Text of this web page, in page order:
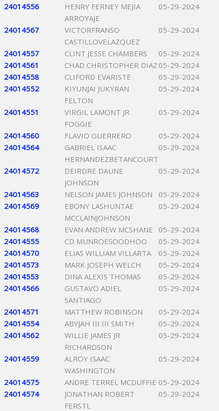
24014556
HENRY FERNEY MEJIA
ARROYAJE
05-29-2024
24014567
VICTORFRANSO
CASTILLOVELAZQUEZ
05-29-2024
24014557 CLINT JESSE CHAMBERS
05-29-2024
24014561
CHAD CHRISTOPHER DIAZ 05-29-2024
24014558
CLIFORD EVARISTE
05-29-2024
24014552
KIYUNJAI JUKYRAN
FELTON
05-29-2024
24014551
VIRGIL LAMONT JR
FOGGIE
05-29-2024
24014560 FLAVIO GUERRERO
05-29-2024
24014564
GABRIEL ISAAC
HERNANDEZBETANCOURT
05-29-2024
24014572
DEIRDRE DAUNE
JOHNSON
05-29-2024
24014563 NELSON JAMES JOHNSON
05-29-2024
24014569
EBONY LASHUNTAE
MCCLAINJOHNSON
05-29-2024
24014568 EVAN ANDREW MCSHANE
05-29-2024
24014555
CD MUNROESOODHOO
05-29-2024
24014570
ELIAS WILLIAM VILLARTA
05-29-2024
24014573
MARK JOSEPH WELCH
05-29-2024
24014553
DINA ALEXIS THOMAS
05-29-2024
24014566
GUSTAVO ADIEL
SANTIAGO
05-29-2024
24014571 MATTHEW ROBINSON
05-29-2024
24014554
ABYJAH III III SMITH
05-29-2024
24014562
WILLIE JAMES JR
RICHARDSON
05-29-2024
24014559
ALROY ISAAC
WASHINGTON
05-29-2024
24014575 ANDRE TERREL MCDUFFIE 05-29-2024
24014574
JONATHAN ROBERT
FERSTL
05-29-2024